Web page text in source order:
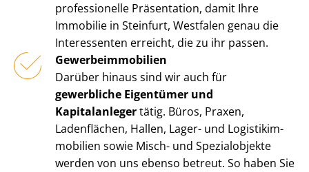
professionelle Präsentation, damit Ihre
Immobilie in Steinfurt, Westfalen genau die
Interessenten erreicht, die zu ihr passen.
Ge­wer­be­im­mo­bi­li­en
Darüber hinaus sind wir auch für
gewerbliche Eigentümer und
Kapitalanlegertätig. Büros, Praxen,
Ladenflächen, Hallen, Lager- und Lo­gis­tik­im­
mo­bi­li­en sowie Misch- und Spezialobjekte
werden von uns ebenso betreut. So haben Sie